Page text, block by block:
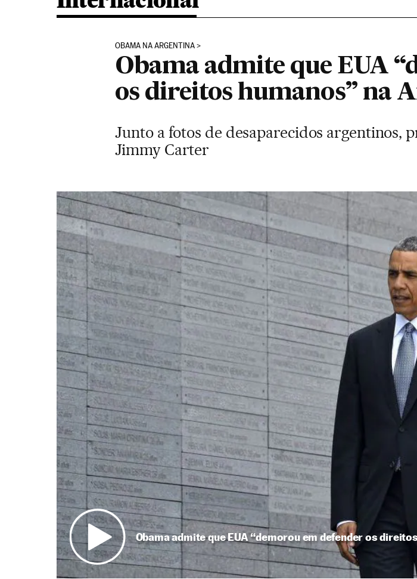
OBAMA NA ARGENTINA
Obama admite que EUA
os direitos humanos” na
Junto a fotos de desaparecidos argentinos,
Jimmy Carter
Obama admite que EUA “demorou em defender os